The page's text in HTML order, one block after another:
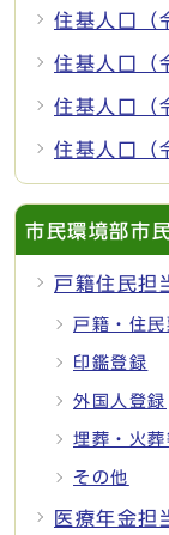
住基人口（
住基人口（
住基人口（
住基人口（
市民環境部市
戸籍住民担
戸籍・住
印鑑登録
外国人登録
埋葬・火葬
その他
医療年金担